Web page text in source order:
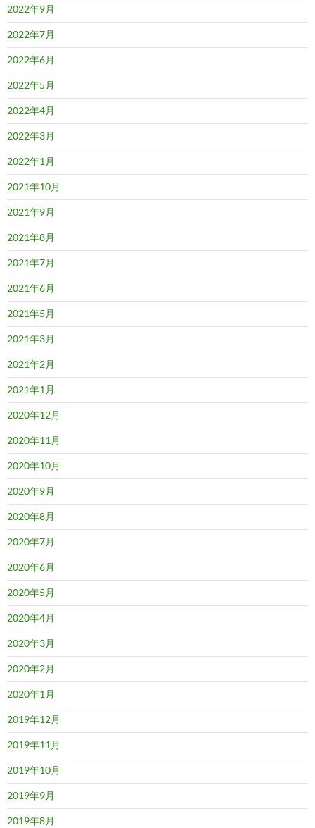
2022年9月
2022年7月
2022年6月
2022年5月
2022年4月
2022年3月
2022年1月
2021年10月
2021年9月
2021年8月
2021年7月
2021年6月
2021年5月
2021年3月
2021年2月
2021年1月
2020年12月
2020年11月
2020年10月
2020年9月
2020年8月
2020年7月
2020年6月
2020年5月
2020年4月
2020年3月
2020年2月
2020年1月
2019年12月
2019年11月
2019年10月
2019年9月
2019年8月